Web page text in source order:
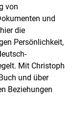
von
und
die
Persönlichkeit,
Mit Christoph
und über
Beziehungen